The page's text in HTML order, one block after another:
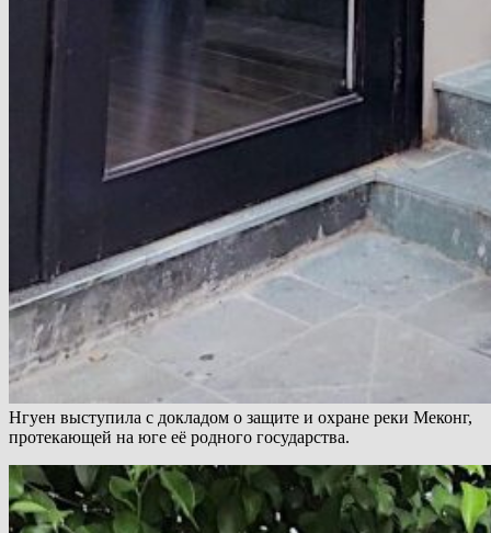
Нгуен выступила с докладом о защите и охране реки Меконг,
протекающей на юге её родного государства.